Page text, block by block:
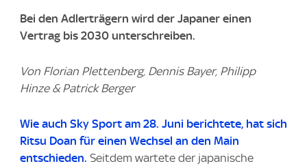
Bei den Adlerträgern wird der Japaner einen
Vertrag bis 2030 unterschreiben.
Von Florian Plettenberg, Dennis Bayer, Philipp
Hinze & Patrick Berger
Wie auch Sky Sport am 28. Juni berichtete, hat sich
Ritsu Doan für einen Wechsel an den Main
entschieden. Seitdem wartete der japanische